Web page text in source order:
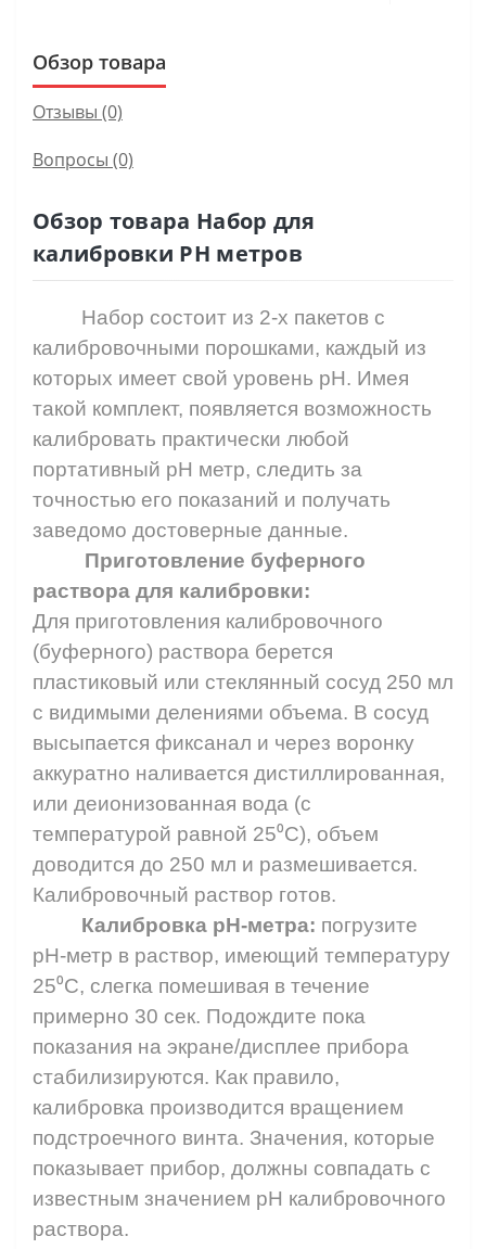
Обзор товара
Отзывы (0)
Вопросы (0)
Обзор товара Набор для
калибровки РН метров
Набор состоит из 2-х пакетов с
калибровочными порошками, каждый из
которых имеет свой уровень pH. Имея
такой комплект, появляется возможность
калибровать практически любой
портативный pH метр, следить за
точностью его показаний и получать
заведомо достоверные данные.
Приготовление буферного
раствора для калибровки:
Для приготовления калибровочного
(буферного) раствора берется
пластиковый или стеклянный сосуд 250 мл
с видимыми делениями объема. В сосуд
высыпается фиксанал и через воронку
аккуратно наливается дистиллированная,
или деионизованная вода (с
температурой равной 25⁰С), объем
доводится до 250 мл и размешивается.
Калибровочный раствор готов.
Калибровка pH-метра: погрузите
pH-метр в раствор, имеющий температуру
25⁰С, слегка помешивая в течение
примерно 30 сек. Подождите пока
показания на экране/дисплее прибора
стабилизируются. Как правило,
калибровка производится вращением
подстроечного винта. Значения, которые
показывает прибор, должны совпадать с
известным значением pH калибровочного
раствора.